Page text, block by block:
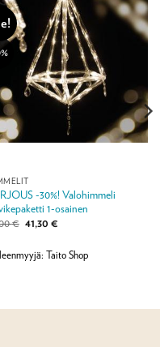
-30%! Valohimmeli
1-osainen
€ Alkuperäinen
hinta
59,00 €.
41,30 €Nykyinen
41,30 €.
Taito Shop